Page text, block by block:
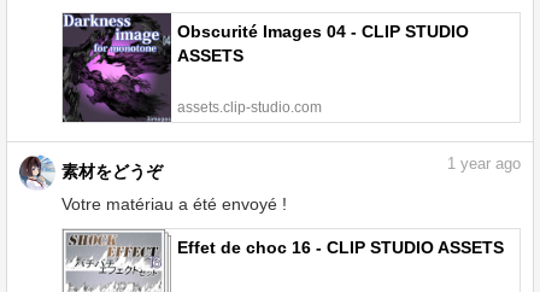
Obscurité Images 04 - CLIP STUDIO
ASSETS
assets.clip-studio.com
素材をどうぞ
Votre matériau a été envoyé !
1 year ago
Effet de choc 16 - CLIP STUDIO ASSETS